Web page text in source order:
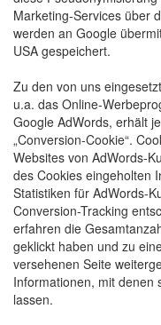
Marketing-Services über
werden an Google
USA gespeichert.
Zu den von uns
u.a. das Online-
Google AdWords, erhält
„Conversion-Cookie“.
Websites von AdWords-
des Cookies eingeholten
Statistiken für AdWords-
Conversion-Tracking
erfahren die
geklickt haben und zu
versehenen Seite
Informationen, mit denen
lassen.